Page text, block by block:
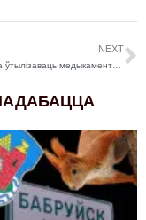
NEXT
Як правільна ўтылізаваць медыкаменты? Расказалі экаактывісты